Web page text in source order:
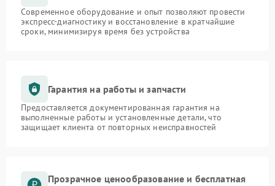
Современное оборудование и опыт позволяют провести
экспресс-диагностику и восстановление в кратчайшие
сроки, минимизируя время без устройства
Гарантия на работы и запчасти
Предоставляется документированная гарантия на
выполненные работы и установленные детали, что
защищает клиента от повторных неисправностей
Прозрачное ценообразование и бесплатная